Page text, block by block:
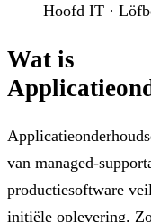
Hoofd IT ·
Wat is
van managed-
productiesoftware
initiële oplevering.